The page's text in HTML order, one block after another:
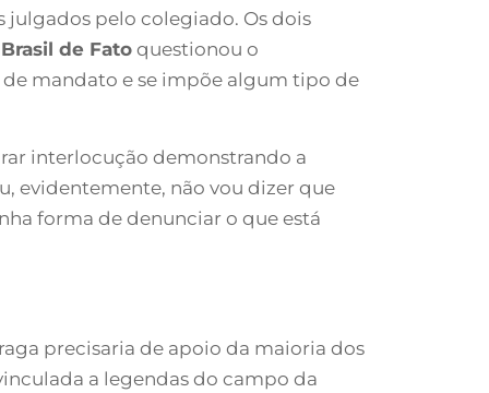
julgados pelo colegiado. Os dois
Brasil de Fato questionou o
mandato e se impõe algum tipo de
interlocução demonstrando a
evidentemente, não vou dizer que
forma de denunciar o que está
precisaria de apoio da maioria dos
a legendas do campo da